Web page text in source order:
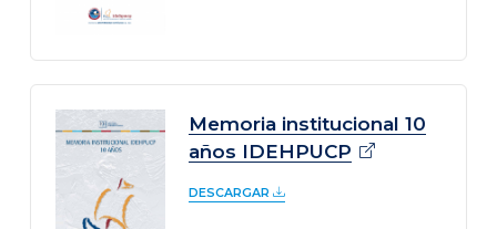
Memoria institucional 10
años IDEHPUCP
DESCARGAR